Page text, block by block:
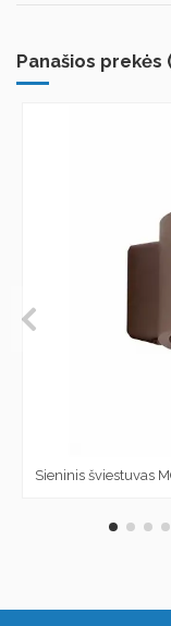
Panašios prekės
Sieninis šviestuvas